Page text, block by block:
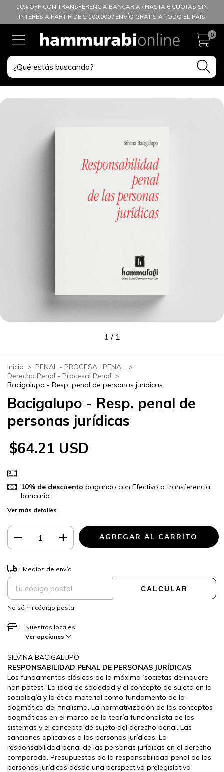
10% OFF CON TRANSFERENCIA BANCARIA / HASTA 6 CUOTAS SIN
INTERÉS A PARTIR DE $ 100.000 / ENVÍO GRATIS A TODO EL PAÍS
0
1 / 1
Inicio > PENAL - PROCESAL PENAL >
Derecho Penal - Procesal Penal >
Bacigalupo - Resp. penal de personas jurídicas
Bacigalupo - Resp. penal de
personas jurídicas
$64.21 USD
10% de descuento pagando con Efectivo o transferencia
bancaria
Ver más detalles
Entregas para el CP:
Medios de envío
CALCULAR
No sé mi código postal
Nuestros locales
Ver opciones
SILVINA BACIGALUPO
RESPONSABILIDAD PENAL DE PERSONAS JURÍDICAS
Los fundamentos clásicos de la máxima ‘societas delinquere
non potest‘. La idea de sociedad y el concepto de sujeto en la
sociología y la ética material como fundamento de la
dogmática del finalismo. La normativización de los conceptos
dogmáticos en el marco de la teoría funcionalista de los
sistemas y el concepto de sujeto del derecho penal. Las
sanciones aplicables a las personas jurídicas. La
responsabilidad penal de las personas jurídicas en el derecho
comparado. Presupuestos de la responsabilidad penal de las
personas jurídicas desde una perspectiva prelegislativa